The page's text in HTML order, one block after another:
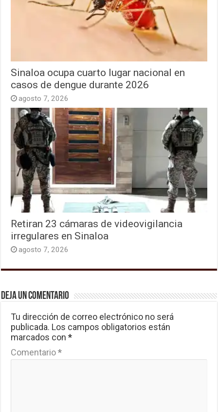
Sinaloa ocupa cuarto lugar nacional en
casos de dengue durante 2026
agosto 7, 2026
Retiran 23 cámaras de videovigilancia
irregulares en Sinaloa
agosto 7, 2026
Deja un comentario
Tu dirección de correo electrónico no será
publicada. Los campos obligatorios están
marcados con*
Comentario*